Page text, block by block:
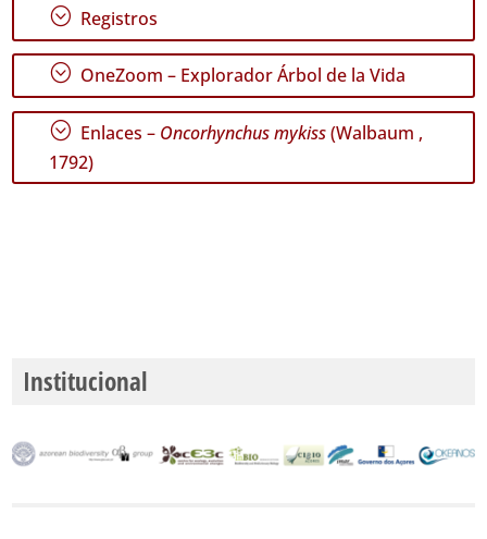
GBIF -
Ocurrencias
🔗 GBIF
🔗 GBIF
World
; Registros
; OneZoom – Explorador Árbol de la Vida
; Enlaces – Oncorhynchus mykiss(Walbaum ,
1792)
Institucional